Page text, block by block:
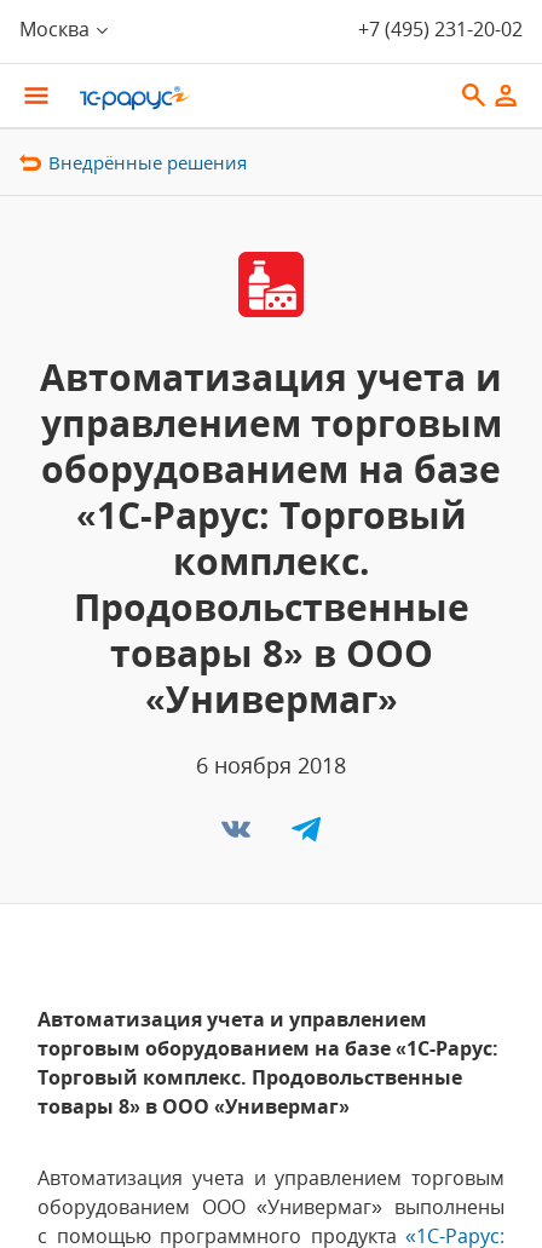
Москва +7 (495) 231-20-02
Внедрённые решения
Автоматизация учета и
управлением торговым
оборудованием на базе
«1С-Рарус: Торговый
комплекс.
Продовольственные
товары 8» в ООО
«Универмаг»
6 ноября 2018
Автоматизация учета и управлением
торговым оборудованием на базе «1С-Рарус:
Торговый комплекс. Продовольственные
товары 8» в ООО «Универмаг»
Автоматизация учета и управлением торговым
оборудованием ООО «Универмаг» выполнены
с помощью программного продукта «1С-Рарус: